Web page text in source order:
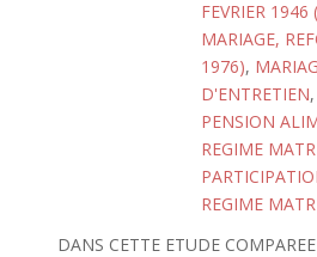
FEVRIER
MARIAGE,
1976),
D'ENTRETIEN,
PENSION
REGIME
REGIME
DANS CETTE ETUDE